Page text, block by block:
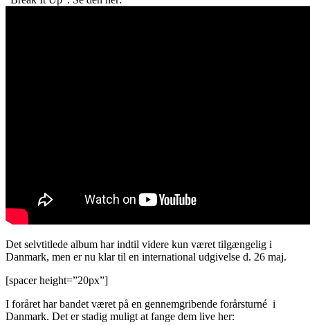
Det selvtitlede album har indtil videre kun været tilgængelig i
Danmark, men er nu klar til en international udgivelse d. 26 maj.
[spacer height=”20px”]
I foråret har bandet været på en gennemgribende forårsturné i
Danmark. Det er stadig muligt at fange dem live her: